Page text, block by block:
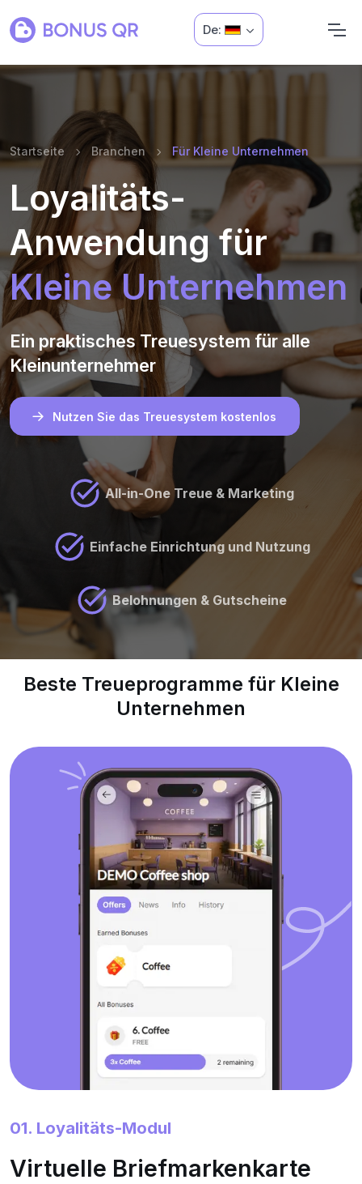
De:
Startseite Branchen Für Kleine Unternehmen
Loyalitäts-
Anwendung für
Kleine Unternehmen
Ein praktisches Treuesystem für alle
Kleinunternehmer
Nutzen Sie das Treuesystem kostenlos
All-in-One Treue & Marketing
Einfache Einrichtung und Nutzung
Belohnungen & Gutscheine
Beste Treueprogramme für Kleine
Unternehmen
01. Loyalitäts-Modul
Virtuelle Briefmarkenkarte